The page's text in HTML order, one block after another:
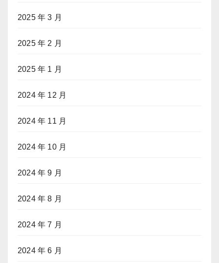
2025 年 3 月
2025 年 2 月
2025 年 1 月
2024 年 12 月
2024 年 11 月
2024 年 10 月
2024 年 9 月
2024 年 8 月
2024 年 7 月
2024 年 6 月